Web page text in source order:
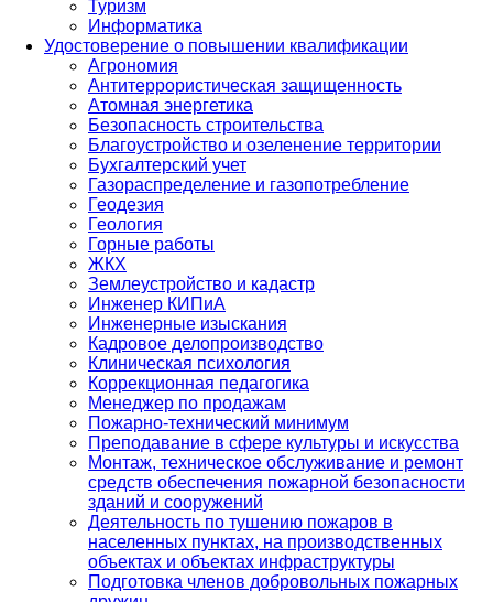
Туризм
Информатика
Удостоверение о повышении квалификации
Агрономия
Антитеррористическая защищенность
Атомная энергетика
Безопасность строительства
Благоустройство и озеленение территории
Бухгалтерский учет
Газораспределение и газопотребление
Геодезия
Геология
Горные работы
ЖКХ
Землеустройство и кадастр
Инженер КИПиА
Инженерные изыскания
Кадровое делопроизводство
Клиническая психология
Коррекционная педагогика
Менеджер по продажам
Пожарно-технический минимум
Преподавание в сфере культуры и искусства
Монтаж, техническое обслуживание и ремонт
средств обеспечения пожарной безопасности
зданий и сооружений
Деятельность по тушению пожаров в
населенных пунктах, на производственных
объектах и объектах инфраструктуры
Подготовка членов добровольных пожарных